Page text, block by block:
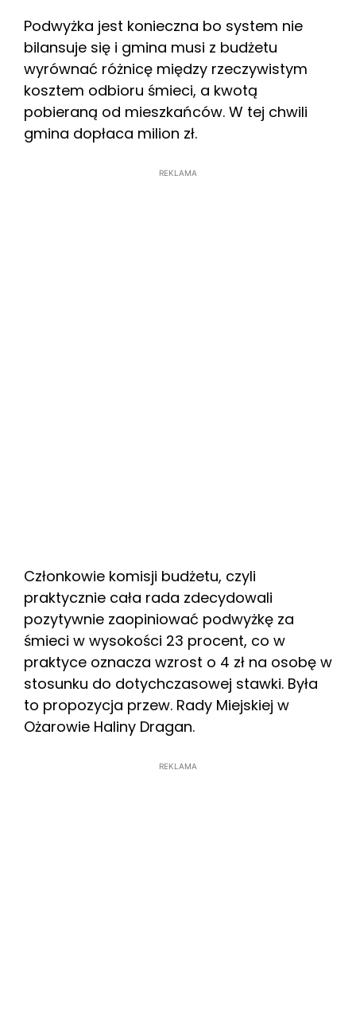
Podwyżka jest konieczna bo system nie
bilansuje się i gmina musi z budżetu
wyrównać różnicę między rzeczywistym
kosztem odbioru śmieci, a kwotą
pobieraną od mieszkańców. W tej chwili
gmina dopłaca milion zł.
REKLAMA
Członkowie komisji budżetu, czyli
praktycznie cała rada zdecydowali
pozytywnie zaopiniować podwyżkę za
śmieci w wysokości 23 procent, co w
praktyce oznacza wzrost o 4 zł na osobę w
stosunku do dotychczasowej stawki. Była
to propozycja przew. Rady Miejskiej w
Ożarowie Haliny Dragan.
REKLAMA